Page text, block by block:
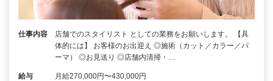
仕事内容
店舗でのスタイリスト としての業務をお願いします。 【具
体的には】 お客様のお出迎え ◎施術（カット／カラー／パ
ーマ） ◎お見送り ◎店舗内清掃・…
給与 月給270,000円〜430,000円